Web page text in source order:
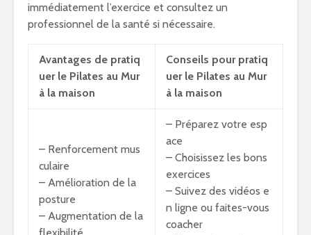
immédiatement l’exercice et consultez un
professionnel de la santé si nécessaire.
Avantages de pratiq
uer le Pilates au Mur
à la maison
Conseils pour pratiq
uer le Pilates au Mur
à la maison
– Renforcement mus
culaire
– Amélioration de la
posture
– Augmentation de la
– Préparez votre esp
ace
– Choisissez les bons
exercices
– Suivez des vidéos e
n ligne ou faites-vous
coacher